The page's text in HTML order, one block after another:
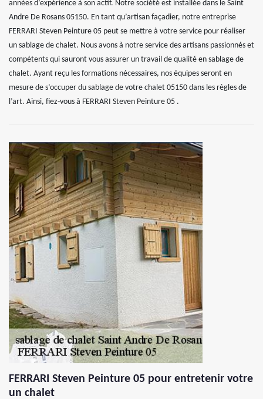
années d’expérience à son actif. Notre société est installée dans le Saint
Andre De Rosans 05150. En tant qu’artisan façadier, notre entreprise
FERRARI Steven Peinture 05 peut se mettre à votre service pour réaliser
un sablage de chalet. Nous avons à notre service des artisans passionnés et
compétents qui sauront vous assurer un travail de qualité en sablage de
chalet. Ayant reçu les formations nécessaires, nos équipes seront en
mesure de s’occuper du sablage de votre chalet 05150 dans les règles de
l’art. Ainsi, fiez-vous à FERRARI Steven Peinture 05 .
FERRARI Steven Peinture 05 pour entretenir votre
un chalet